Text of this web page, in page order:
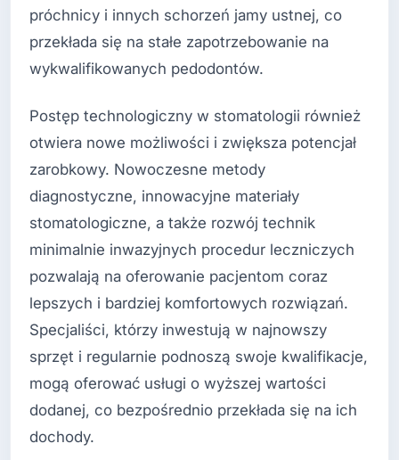
próchnicy i innych schorzeń jamy ustnej, co
przekłada się na stałe zapotrzebowanie na
wykwalifikowanych pedodontów.
Postęp technologiczny w stomatologii również
otwiera nowe możliwości i zwiększa potencjał
zarobkowy. Nowoczesne metody
diagnostyczne, innowacyjne materiały
stomatologiczne, a także rozwój technik
minimalnie inwazyjnych procedur leczniczych
pozwalają na oferowanie pacjentom coraz
lepszych i bardziej komfortowych rozwiązań.
Specjaliści, którzy inwestują w najnowszy
sprzęt i regularnie podnoszą swoje kwalifikacje,
mogą oferować usługi o wyższej wartości
dodanej, co bezpośrednio przekłada się na ich
dochody.